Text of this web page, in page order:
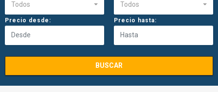
Todos Todos
Precio desde: Precio hasta:
BUSCAR